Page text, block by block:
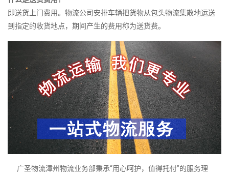
即送货上门费用。物流公司安排车辆把货物从包头物流集散地运送
到指定的收货地点，期间产生的费用称为送货费。
广圣物流漳州物流业务部秉承“用心呵护，值得托付”的服务理